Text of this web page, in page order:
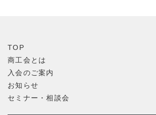
TOP
商工会とは
入会のご案内
お知らせ
セミナー・相談会